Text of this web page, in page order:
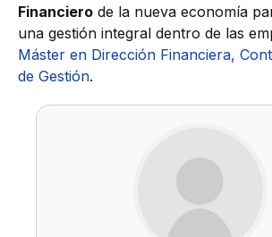
Financiero de la nueva economía
una gestión integral dentro de las
Máster en Dirección Financiera,
de Gestión.